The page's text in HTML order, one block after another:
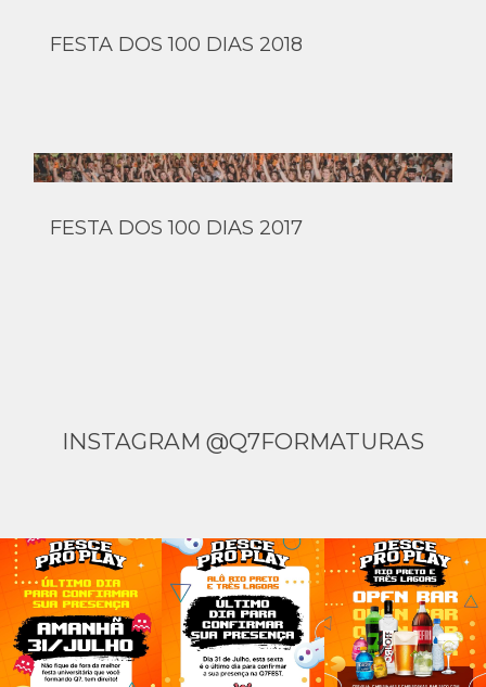
FESTA DOS 100 DIAS 2018
FESTA DOS 100 DIAS 2017
INSTAGRAM @Q7FORMATURAS